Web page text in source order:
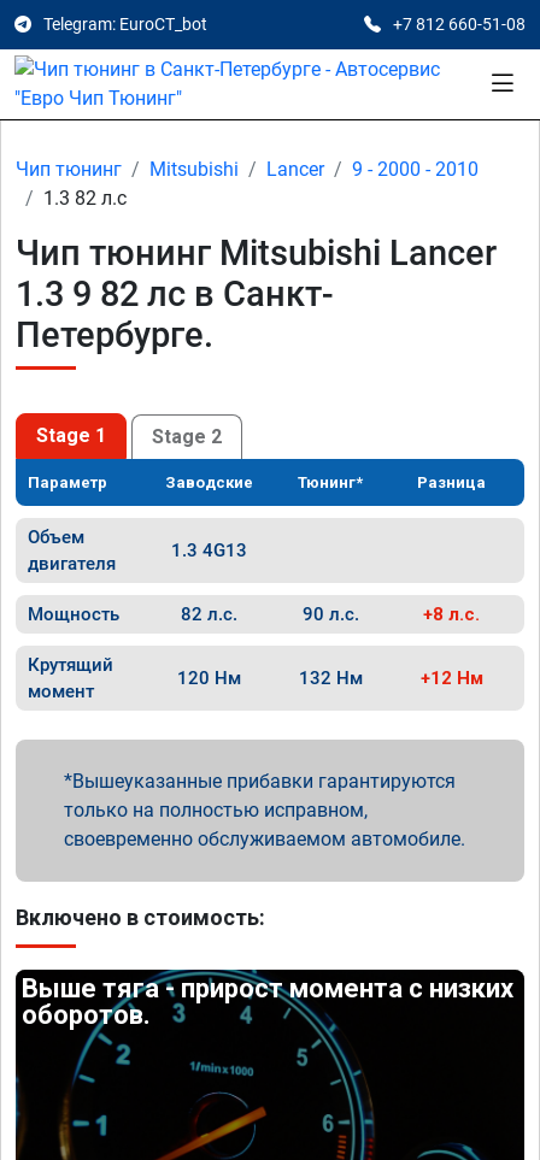
Telegram: EuroCT_bot +7 812 660-51-08
Чип тюнинг Mitsubishi Lancer
9 - 2000 - 2010
1.3 82 л.с
Чип тюнинг Mitsubishi Lancer
1.3 9 82 лс в Санкт-
Петербурге.
Stage 1 Stage 2
Параметр Заводские Тюнинг* Разница
Объем
двигателя
1.3 4G13
Мощность 82 л.с. 90 л.с. +8 л.с.
Крутящий
момент
120 Нм 132 Нм +12 Нм
Вышеуказанные прибавки гарантируются
только на полностью исправном,
своевременно обслуживаемом автомобиле.
Включено в стоимость:
Выше тяга - прирост момента с низких
оборотов.